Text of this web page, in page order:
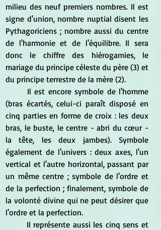
milieu des neuf premiers nombres. Il est
signe d'union, nombre nuptial disent les
Pythagoriciens ; nombre aussi du centre
de l'harmonie et de l'équilibre. Il sera
donc le chiffre des hiérogamies, le
mariage du principe céleste du père (3) et
du principe terrestre de la mère (2).
(bras écartés, celui-ci paraît disposé en
cinq parties en forme de croix : les deux
bras, le buste, le centre - abri du cœur -
la tête, les deux jambes). Symbole
également de l'univers : deux axes, l'un
vertical et l'autre horizontal, passant par
un même centre ; symbole de l'ordre et
de la perfection ; finalement, symbole de
la volonté divine qui ne peut désirer que
l'ordre et la perfection.